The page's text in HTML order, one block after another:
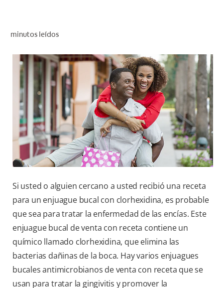
PARA PROFESIONALES
CUPONES
EC (ES)
SUSCRÍBETE
minutos leídos
Si usted o alguien cercano a usted recibió una receta
para un enjuague bucal con clorhexidina, es probable
que sea para tratar la enfermedad de las encías. Este
enjuague bucal de venta con receta contiene un
químico llamado clorhexidina, que elimina las
bacterias dañinas de la boca. Hay varios enjuagues
bucales antimicrobianos de venta con receta que se
usan para tratar la gingivitis y promover la